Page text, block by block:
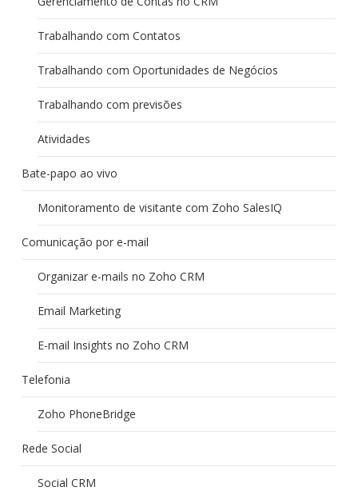
Trabalhando com Contatos
Trabalhando com Oportunidades de Negócios
Trabalhando com previsões
Atividades
Bate-papo ao vivo
Monitoramento de visitante com Zoho SalesIQ
Comunicação por e-mail
Organizar e-mails no Zoho CRM
Email Marketing
E-mail Insights no Zoho CRM
Telefonia
Zoho PhoneBridge
Rede Social
Social CRM